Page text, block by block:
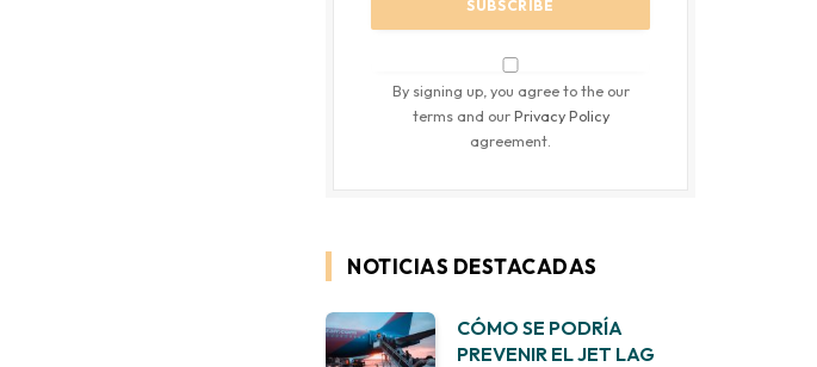
By signing up, you agree to the our
terms and ourPrivacy Policy
agreement.
NOTICIAS DESTACADAS
CÓMO SE PODRÍA
PREVENIR EL JET LAG